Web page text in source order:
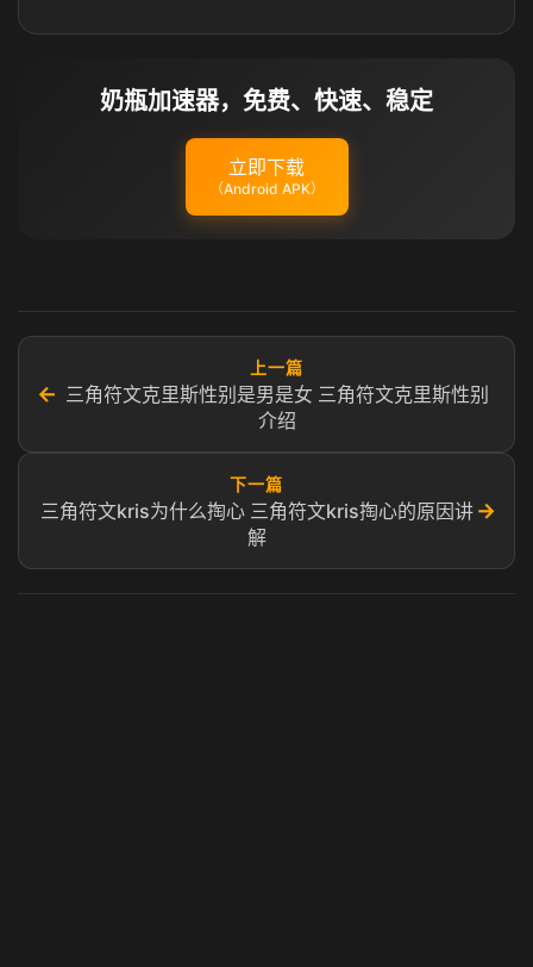
奶瓶加速器，免费、快速、稳定
立即下载
（Android APK）
←
上一篇
三角符文克里斯性别是男是女 三角符文克里斯性别
介绍
下一篇
三角符文kris为什么掏心 三角符文kris掏心的原因讲
解
→